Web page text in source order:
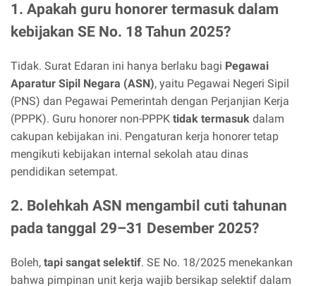
1. Apakah guru honorer termasuk dalam
kebijakan SE No. 18 Tahun 2025?
Tidak. Surat Edaran ini hanya berlaku bagi Pegawai
Aparatur Sipil Negara (ASN), yaitu Pegawai Negeri Sipil
(PNS) dan Pegawai Pemerintah dengan Perjanjian Kerja
(PPPK). Guru honorer non-PPPK tidak termasuk dalam
cakupan kebijakan ini. Pengaturan kerja honorer tetap
mengikuti kebijakan internal sekolah atau dinas
pendidikan setempat.
2. Bolehkah ASN mengambil cuti tahunan
pada tanggal 29–31 Desember 2025?
Boleh, tapi sangat selektif. SE No. 18/2025 menekankan
bahwa pimpinan unit kerja wajib bersikap selektif dalam